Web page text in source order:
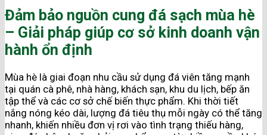
Đảm bảo nguồn cung đá sạch mùa hè
– Giải pháp giúp cơ sở kinh doanh vận
hành ổn định
Mùa hè là giai đoạn nhu cầu sử dụng đá viên tăng mạnh
tại quán cà phê, nhà hàng, khách sạn, khu du lịch, bếp ăn
tập thể và các cơ sở chế biến thực phẩm. Khi thời tiết
nắng nóng kéo dài, lượng đá tiêu thụ mỗi ngày có thể tăng
nhanh, khiến nhiều đơn vị rơi vào tình trạng thiếu hàng,